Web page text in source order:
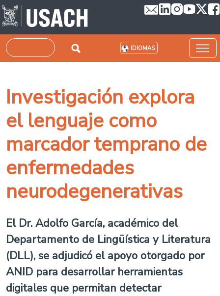
Pasar al contenido principal
Buscar IDIOMAS
Investigación explora
el lenguaje como
marcador temprano de
enfermedades
neurodegenerativas
El Dr. Adolfo García, académico del
Departamento de Lingüística y Literatura
(DLL), se adjudicó el apoyo otorgado por
ANID para desarrollar herramientas
digitales que permitan detectar